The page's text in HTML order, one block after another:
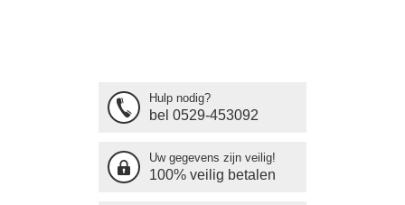
Hulp nodig?
bel 0529-453092
Uw gegevens zijn veilig!
100% veilig betalen